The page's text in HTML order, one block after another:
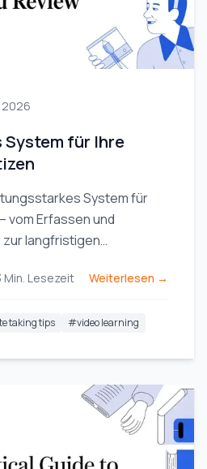
2026
System für Ihre
System für
vom Erfassen und
zur langfristigen
Min. Lesezeit Weiterlesen →
taking tips #video learning